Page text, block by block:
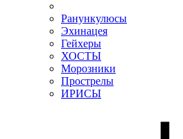
Ранункулюсы
Эхинацея
Гейхеры
ХОСТЫ
Морозники
Прострелы
ИРИСЫ